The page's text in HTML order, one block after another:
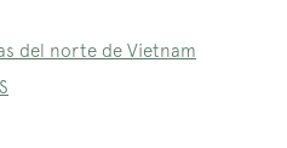
del norte de Vietnam